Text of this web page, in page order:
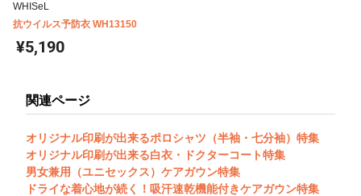
WHISeL
抗ウイルス予防衣 WH13150
¥5,190
関連ページ
オリジナル印刷が出来るポロシャツ（半袖・七分袖）特集
オリジナル印刷が出来る白衣・ドクターコート特集
男女兼用（ユニセックス）ケアガウン特集
ドライな着心地が続く！吸汗速乾機能付きケアガウン特集